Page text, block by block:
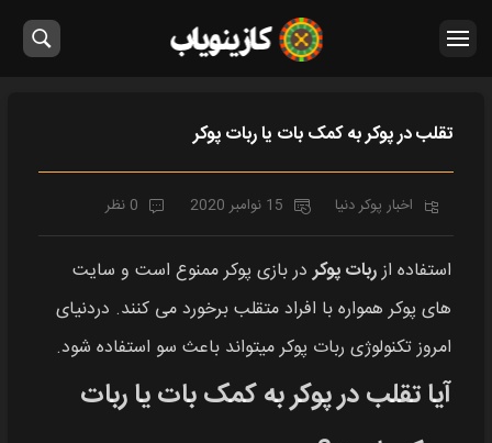
تقلب در پوکر به کمک بات یا ربات پوکر
اخبار پوکر دنیا 15 نوامبر 2020 0 نظر
استفاده ازربات پوکردر بازی پوکر ممنوع است و سایت
های پوکر همواره با افراد متقلب برخورد می کنند. دردنیای
امروز تکنولوژی ربات پوکر میتواند باعث سو استفاده شود.
آیا تقلب در پوکر به کمک بات یا ربات